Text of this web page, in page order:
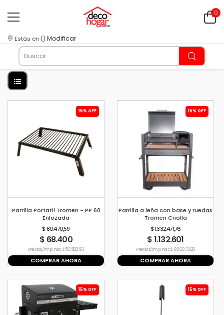
0
Estás en () Modificar
15% OFF
Parrilla Portatil Tromen - PP 60
Enlozada
$ 80.470,59
$ 68.400
Precio s/imp. nac. $ 56.528,93
COMPRAR AHORA
15% OFF
Parrilla a leña con base y ruedas
Tromen Criolla
$ 1.332.471,76
$ 1.132.601
Precio s/imp. nac. $ 936.033,88
COMPRAR AHORA
15% OFF 15% OFF